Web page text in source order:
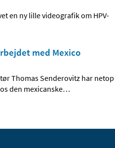
en ny lille videografik om HPV-
med Mexico
Thomas Senderovitz har netop
den mexicanske…